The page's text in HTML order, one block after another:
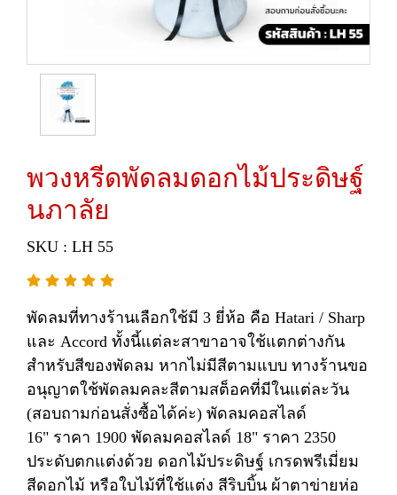
พวงหรีดพัดลมดอกไม้ประดิษฐ์
นภาลัย
SKU : LH 55
พัดลมที่ทางร้านเลือกใช้มี 3 ยี่ห้อ คือ Hatari / Sharp
และ Accord ทั้งนี้แต่ละสาขาอาจใช้แตกต่างกัน
สำหรับสีของพัดลม หากไม่มีสีตามแบบ ทางร้านขอ
อนุญาตใช้พัดลมคละสีตามสต็อคที่มีในแต่ละวัน
(สอบถามก่อนสั่งซื้อได้ค่ะ) พัดลมคอสไลด์
16" ราคา 1900 พัดลมคอสไลด์ 18" ราคา 2350
ประดับตกแต่งด้วย ดอกไม้ประดิษฐ์ เกรดพรีเมี่ยม
สีดอกไม้ หรือใบไม้ที่ใช้แต่ง สีริบบิ้น ผ้าตาข่ายห่อ